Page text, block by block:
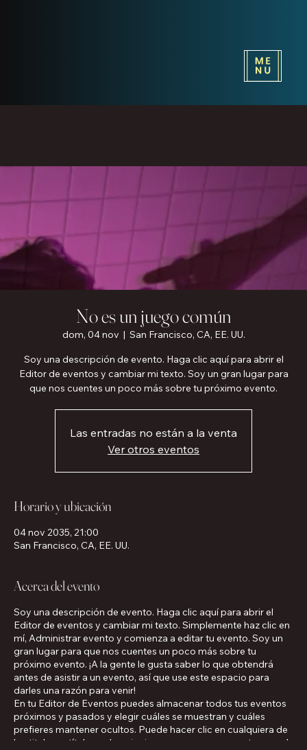
No es un juego común
dom, 04 nov
  |
San Francisco, CA, EE. UU.
Soy una descripción de evento. Haga clic aquí para abrir el
Editor de eventos y cambiar mi texto. Soy un gran lugar para
que nos cuentes un poco más sobre tu próximo evento.
Las entradas no están a la venta
Ver otros eventos
Horario y ubicación
04 nov 2035, 21:00
San Francisco, CA, EE. UU.
Acerca del evento
Soy una descripción de evento. Haga clic aquí para abrir el
Editor de eventos y cambiar mi texto. Simplemente haz clic en
mí, Administrar evento y comienza a editar tu evento. Soy un
gran lugar para que nos cuentes un poco más sobre tu
próximo evento. ¡A la gente le gusta saber lo que obtendrá
antes de asistir a un evento, así que use este espacio para
darles una razón para venir!
En tu Editor de Eventos puedes almacenar todos tus eventos
próximos y pasados y elegir cuáles se muestran y cuáles
prefieres mantener ocultos. Puede hacer clic en cualquiera de
los titulares, títulos y descripciones que ya se encuentran en el